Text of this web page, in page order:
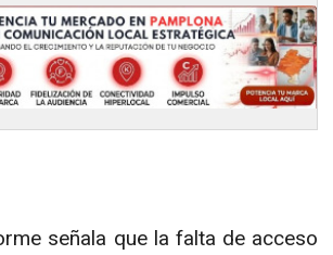
señala que la falta de acceso